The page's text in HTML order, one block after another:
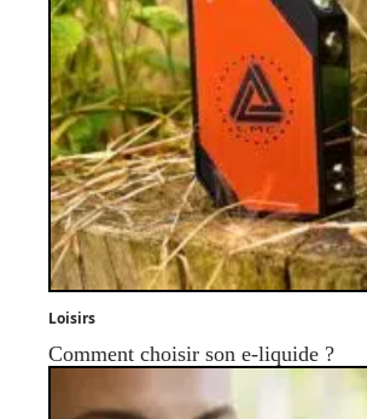
Loisirs
Comment choisir son e-liquide ?